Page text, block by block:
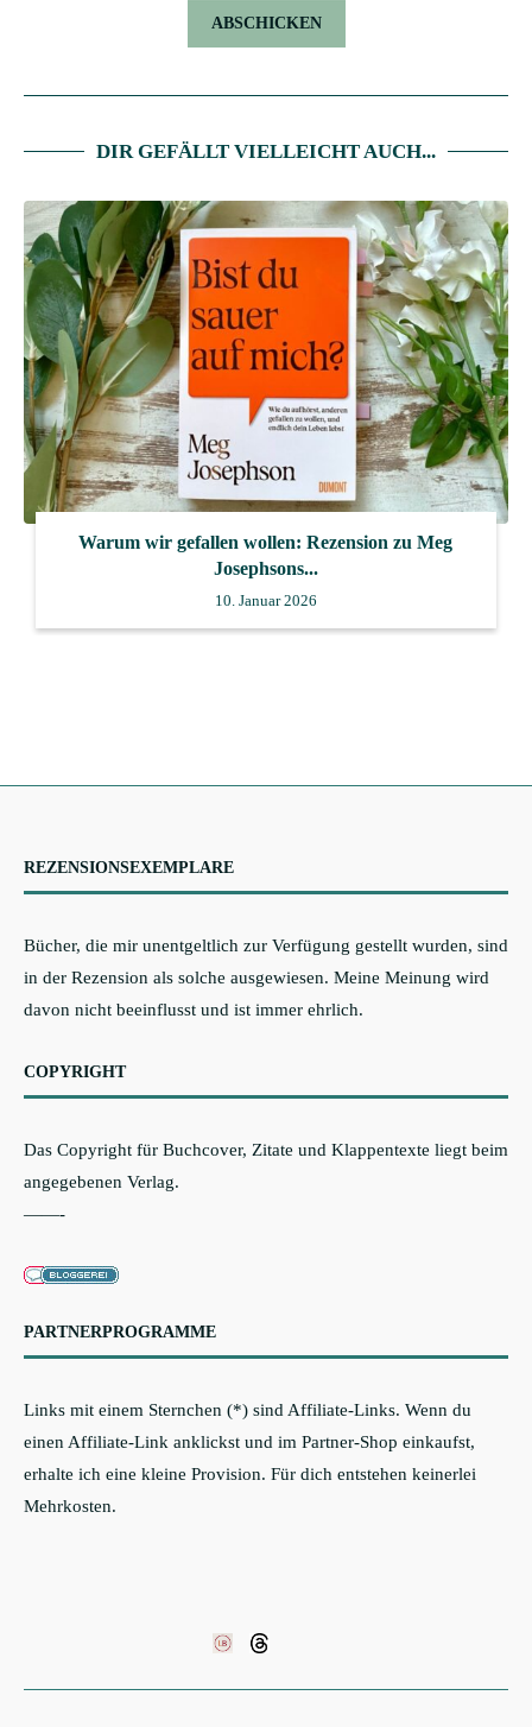
DIR GEFÄLLT VIELLEICHT AUCH...
Warum wir gefallen wollen: Rezension zu Meg
Josephsons...
10. Januar 2026
REZENSIONSEXEMPLARE
Bücher, die mir unentgeltlich zur Verfügung gestellt wurden, sind
in der Rezension als solche ausgewiesen. Meine Meinung wird
davon nicht beeinflusst und ist immer ehrlich.
COPYRIGHT
Das Copyright für Buchcover, Zitate und Klappentexte liegt beim
angegebenen Verlag.
——-
PARTNERPROGRAMME
Links mit einem Sternchen (*) sind Affiliate-Links. Wenn du
einen Affiliate-Link anklickst und im Partner-Shop einkaufst,
erhalte ich eine kleine Provision. Für dich entstehen keinerlei
Mehrkosten.